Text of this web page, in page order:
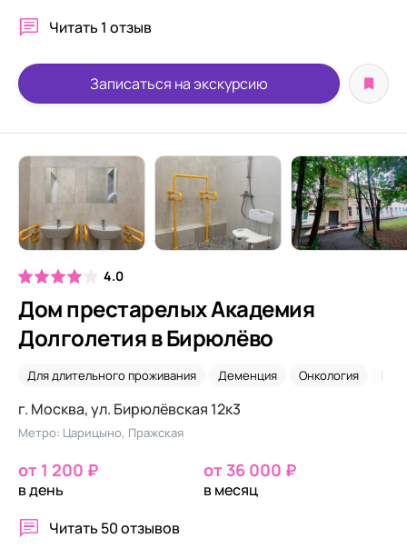
Читать 1 отзыв
Записаться на экскурсию
4.0
Дом престарелых Академия
Долголетия в Бирюлёво
Для длительного проживания Деменция Онкология
г. Москва, ул. Бирюлёвская 12к3
Метро: Царицыно, Пражская
от 1 200 ₽
в день
от 36 000 ₽
в месяц
Читать 50 отзывов